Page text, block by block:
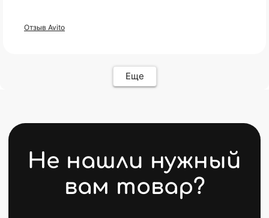
Отзыв Avito
Еще
Политика конфиденциальности
ИНН: 711206576050
Кресла